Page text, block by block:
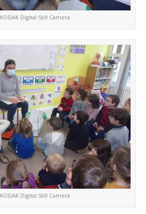
KODAK Digital Still Camera
KODAK Digital Still Camera